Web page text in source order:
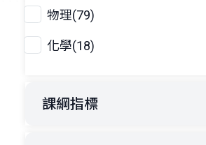
物理(79)
化學(18)
課綱指標